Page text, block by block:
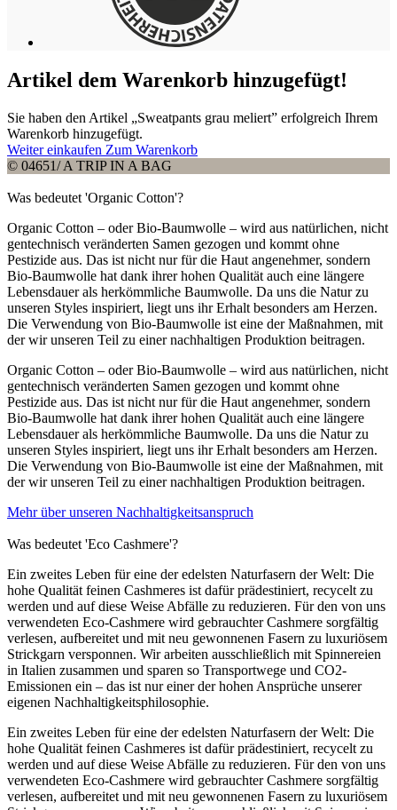
Artikel dem Warenkorb hinzugefügt!
Sie haben den Artikel „Sweatpants grau meliert” erfolgreich Ihrem
Warenkorb hinzugefügt.
Weiter einkaufen Zum Warenkorb
© 04651/ A TRIP IN A BAG
Was bedeutet 'Organic Cotton'?
Organic Cotton – oder Bio-Baumwolle – wird aus natürlichen, nicht
gentechnisch veränderten Samen gezogen und kommt ohne
Pestizide aus. Das ist nicht nur für die Haut angenehmer, sondern
Bio-Baumwolle hat dank ihrer hohen Qualität auch eine längere
Lebensdauer als herkömmliche Baumwolle. Da uns die Natur zu
unseren Styles inspiriert, liegt uns ihr Erhalt besonders am Herzen.
Die Verwendung von Bio-Baumwolle ist eine der Maßnahmen, mit
der wir unseren Teil zu einer nachhaltigen Produktion beitragen.
Organic Cotton – oder Bio-Baumwolle – wird aus natürlichen, nicht
gentechnisch veränderten Samen gezogen und kommt ohne
Pestizide aus. Das ist nicht nur für die Haut angenehmer, sondern
Bio-Baumwolle hat dank ihrer hohen Qualität auch eine längere
Lebensdauer als herkömmliche Baumwolle. Da uns die Natur zu
unseren Styles inspiriert, liegt uns ihr Erhalt besonders am Herzen.
Die Verwendung von Bio-Baumwolle ist eine der Maßnahmen, mit
der wir unseren Teil zu einer nachhaltigen Produktion beitragen.
Mehr über unseren Nachhaltigkeitsanspruch
Was bedeutet 'Eco Cashmere'?
Ein zweites Leben für eine der edelsten Naturfasern der Welt: Die
hohe Qualität feinen Cashmeres ist dafür prädestiniert, recycelt zu
werden und auf diese Weise Abfälle zu reduzieren. Für den von uns
verwendeten Eco-Cashmere wird gebrauchter Cashmere sorgfältig
verlesen, aufbereitet und mit neu gewonnenen Fasern zu luxuriösem
Strickgarn versponnen. Wir arbeiten ausschließlich mit Spinnereien
in Italien zusammen und sparen so Transportwege und CO2-
Emissionen ein – das ist nur einer der hohen Ansprüche unserer
eigenen Nachhaltigkeitsphilosophie.
Ein zweites Leben für eine der edelsten Naturfasern der Welt: Die
hohe Qualität feinen Cashmeres ist dafür prädestiniert, recycelt zu
werden und auf diese Weise Abfälle zu reduzieren. Für den von uns
verwendeten Eco-Cashmere wird gebrauchter Cashmere sorgfältig
verlesen, aufbereitet und mit neu gewonnenen Fasern zu luxuriösem